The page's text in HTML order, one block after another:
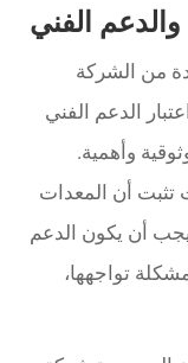
الفني
من الشركة
الدعم الفني
وأهمية.
تثبت أن المعدات
أن يكون الدعم
تواجهها،